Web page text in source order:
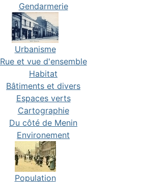
Gendarmerie
Urbanisme
Rue et vue d'ensemble
Habitat
Bâtiments et divers
Espaces verts
Cartographie
Du côté de Menin
Environement
Population